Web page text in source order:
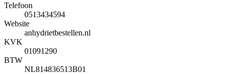
Telefoon
0513434594
Website
anhydrietbestellen.nl
KVK
01091290
BTW
NL814836513B01